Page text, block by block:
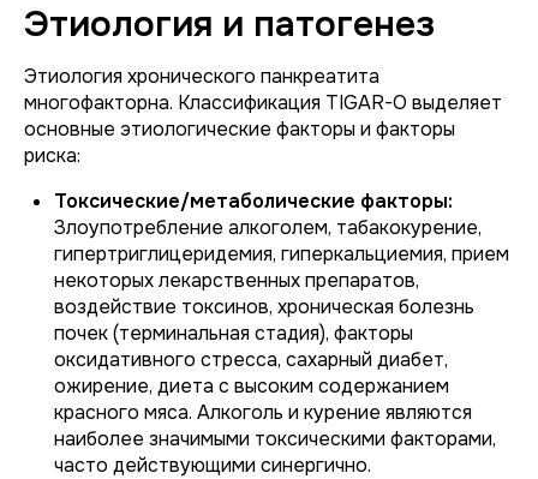
Этиология и патогенез
Этиология хронического панкреатита
многофакторна. Классификация TIGAR-O выделяет
основные этиологические факторы и факторы
риска:
Токсические/метаболические факторы:
Злоупотребление алкоголем, табакокурение,
гипертриглицеридемия, гиперкальциемия, прием
некоторых лекарственных препаратов,
воздействие токсинов, хроническая болезнь
почек (терминальная стадия), факторы
оксидативного стресса, сахарный диабет,
ожирение, диета с высоким содержанием
красного мяса. Алкоголь и курение являются
наиболее значимыми токсическими факторами,
часто действующими синергично.